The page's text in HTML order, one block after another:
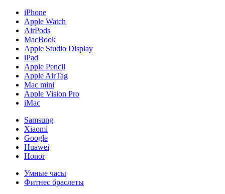
iPhone
Apple Watch
AirPods
MacBook
Apple Studio Display
iPad
Apple Pencil
Apple AirTag
Mac mini
Apple Vision Pro
iMac
Samsung
Xiaomi
Google
Huawei
Honor
Умные часы
Фитнес браслеты